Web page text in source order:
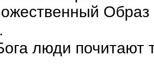
Образ
люди почитают